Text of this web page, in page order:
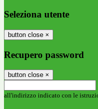
Seleziona utente
button close ×
Recupero password
button close ×
all'indirizzo indicato con le